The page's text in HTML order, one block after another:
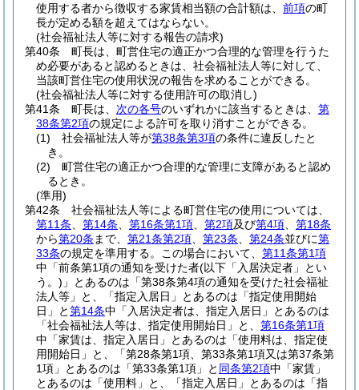
使用する者から徴収する家賃相当額の合計額は、 前項の町
長が定める額を超えてはならない。
(社会福祉法人等に対する報告の請求)
第40条
町長は、町営住宅の適正かつ合理的な管理を行うた
め必要があると認めるときは、社会福祉法人等に対して、
当該町営住宅の使用状況の報告を求めることができる。
(社会福祉法人等に対する使用許可の取消し)
第41条
町長は、 次の各号のいずれかに該当するときは、 第
38条第2項の規定による許可を取り消すことができる。
(1)
社会福祉法人等が第38条第3項の条件に違反したと
き。
(2)
町営住宅の適正かつ合理的な管理に支障があると認め
るとき。
(準用)
第42条
社会福祉法人等による町営住宅の使用については、
第11条
第14条 第16条第1項 第2項及び第4項
第18条
から第20条 まで、 第21条第2項 第23条 第24条並びに第
33条の規定を準用する。 この場合において、 第11条第1項
中「前条第1項の通知を受けた者(以下「入居決定者」とい
う。) 」とあるのは「第38条第4項の通知を受けた社会福祉
法人等」と、「指定入居日」とあるのは「指定使用開始
日」と第14条中「入居決定者は、指定入居日」とあるのは
「社会福祉法人等は、指定使用開始日」と、 第16条第1項
中「家賃は、指定入居日」とあるのは「使用料は、指定使
用開始日」と、「第28条第1項、第33条第1項又は第37条第
1項」とあるのは「第33条第1項」と 同条第2項中「家賃」
とあるのは「使用料」と、「指定入居日」とあるのは「指